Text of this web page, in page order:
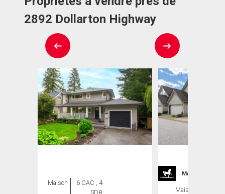
2892 Dollarton Highway
Maison
6 CAC , 4
SDB
MAISONS DE
Maison